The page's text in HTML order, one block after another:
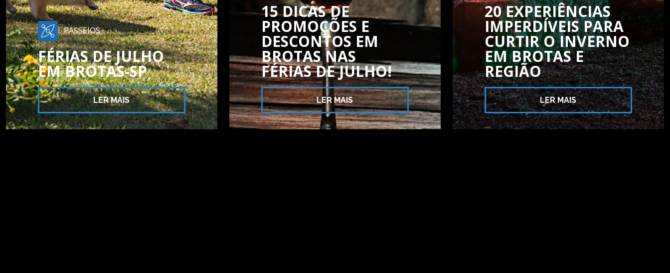
PASSEIOS
FÉRIAS DE JULHO
EM BROTAS-SP
LER MAIS
15 DICAS DE
PROMOÇÕES E
DESCONTOS EM
BROTAS NAS
FÉRIAS DE JULHO!
LER MAIS
20 EXPERIÊNCIAS
IMPERDÍVEIS PARA
CURTIR O INVERNO
EM BROTAS E
REGIÃO
LER MAIS